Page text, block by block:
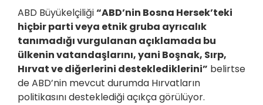
ABD Büyükelçiliği“ABD’nin Bosna Hersek’teki
hiçbir parti veya etnik gruba ayrıcalık
tanımadığı vurgulanan açıklamada bu
ülkenin vatandaşlarını, yani Boşnak, Sırp,
Hırvat ve diğerlerini desteklediklerini” belirtse
de ABD’nin mevcut durumda Hırvatların
politikasını desteklediği açıkça görülüyor.